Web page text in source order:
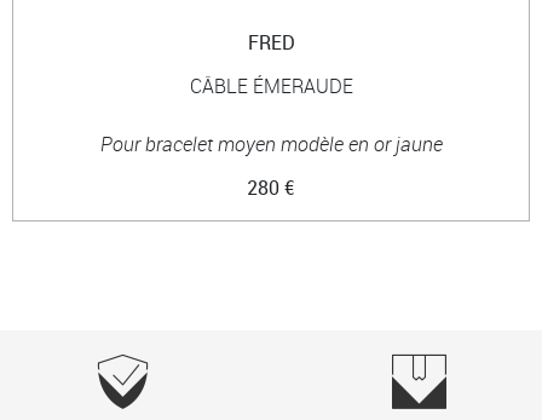
FRED
CÂBLE ÉMERAUDE
Pour bracelet moyen modèle en or jaune
280 €